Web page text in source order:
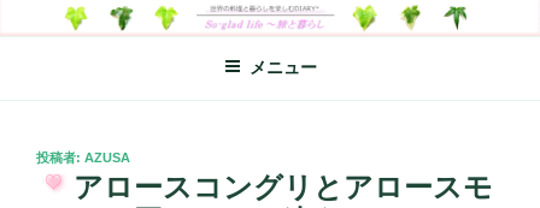
ン
ン
SO-GLAD LIFE～旅と暮らし
世界の料理のエッセイやレシピ、シンプルライフ、楽しい暮らしなどを
綴る、世界248か国を旅した松本あづさのDIARYです
メニュー
投
稿
投稿者: AZUSA
アロースコングリとアロースモ